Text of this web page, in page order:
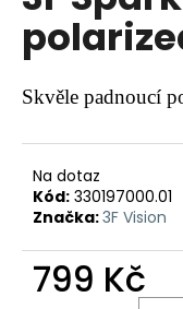
5
hvězdiček.
Skvěle padnoucí
Na dotaz
Kód: 330197000.01
Značka:3F Vision
799 Kč
a
j
í
t
?